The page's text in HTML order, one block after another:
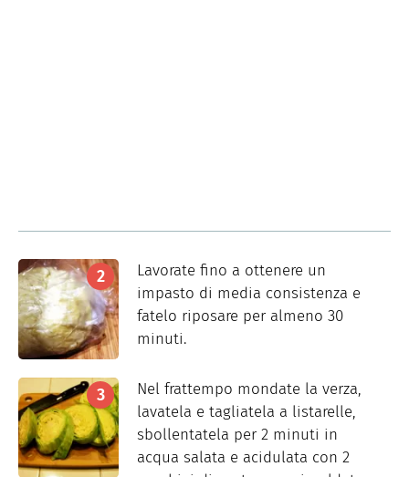
Lavorate fino a ottenere un
impasto di media consistenza e
fatelo riposare per almeno 30
minuti.
Nel frattempo mondate la verza,
lavatela e tagliatela a listarelle,
sbollentatela per 2 minuti in
acqua salata e acidulata con 2